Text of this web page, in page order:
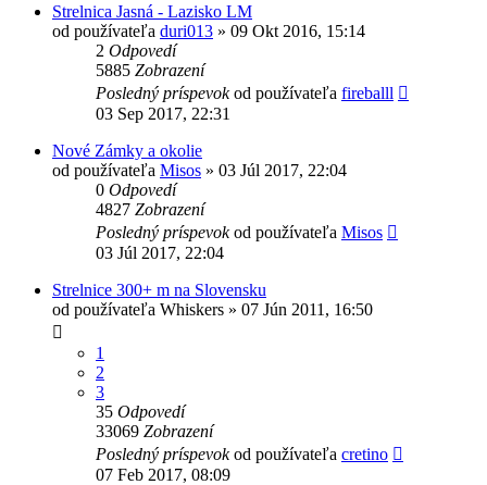
Strelnica Jasná - Lazisko LM
od používateľa duri013 » 09 Okt 2016, 15:14
2 Odpovedí
5885 Zobrazení
Posledný príspevokod používateľa fireballl
03 Sep 2017, 22:31
Nové Zámky a okolie
od používateľa Misos » 03 Júl 2017, 22:04
0 Odpovedí
4827 Zobrazení
Posledný príspevokod používateľa Misos
03 Júl 2017, 22:04
Strelnice 300+ m na Slovensku
od používateľa Whiskers » 07 Jún 2011, 16:50
1
2
3
35 Odpovedí
33069 Zobrazení
Posledný príspevokod používateľa cretino
07 Feb 2017, 08:09